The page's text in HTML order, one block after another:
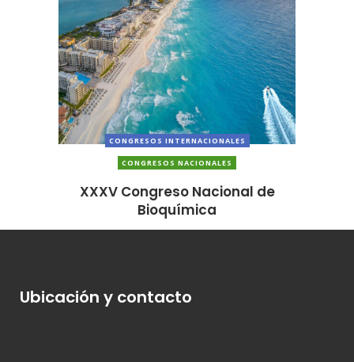
CONGRESOS INTERNACIONALES
CONGRESOS NACIONALES
XXXV Congreso Nacional de
Bioquímica
Ubicación y contacto